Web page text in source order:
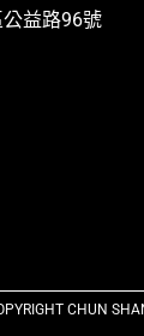
益路96號
CHUN